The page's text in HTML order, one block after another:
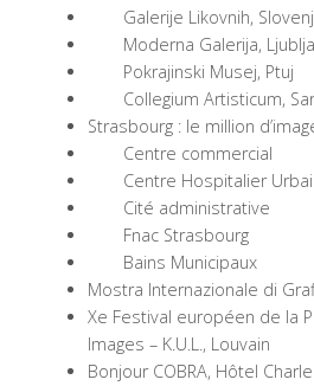
Galerije Likovnih,
Moderna Galerija,
Pokrajinski Musej, Ptuj
Collegium Artisticum,
Strasbourg : le million
Centre commercial
Centre Hospitalier
Cité administrative
Fnac Strasbourg
Bains Municipaux
Mostra Internazionale di
Xe Festival européen de la
Images – K.U.L., Louvain
Bonjour COBRA, Hôtel